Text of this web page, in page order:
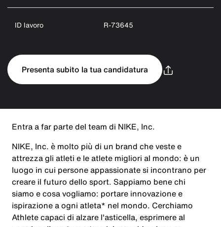
ID lavoro R-73645
Presenta subito la tua candidatura
Entra a far parte del team di NIKE, Inc.
NIKE, Inc. è molto più di un brand che veste e
attrezza gli atleti e le atlete migliori al mondo: è un
luogo in cui persone appassionate si incontrano per
creare il futuro dello sport. Sappiamo bene chi
siamo e cosa vogliamo: portare innovazione e
ispirazione a ogni atleta* nel mondo. Cerchiamo
Athlete capaci di alzare l'asticella, esprimere al